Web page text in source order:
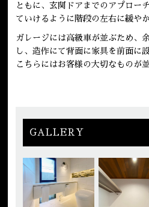
ともに、玄関ドアまでのアプロー
ていけるように階段の左右に緩や
ガレージには高級車が並ぶため、
し、造作にて背面に家具を前面に
こちらにはお客様の大切なものが並
GALLERY